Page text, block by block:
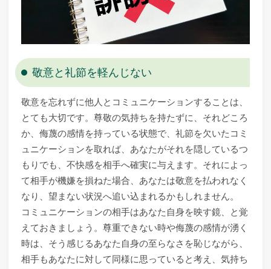
敬意と礼節を軽んじない
敬意を忘れずに他人とコミュニケーションすることは、
とても大切です。尊敬の気持ちを持たずに、それどころ
か、侮蔑の感情を持っている状態で、礼節を欠いたコミ
ュニケーションを取れば、あなたがそれを隠しているつ
もりでも、不快感を相手へ確実に与えます。それによっ
て相手が機嫌を損ねた場合、あなたは敬意を払われなく
なり、望まない状況へ追い込まれるかもしれません。
コミュニケーションの相手はあなた自身を映す鏡、と覚
えておきましょう。尊重できない時や侮蔑の感情が湧く
時は、そう感じるあなた自身の至らなさを恥じながら、
相手もあなたに対して同様に思っていると考え、気持ち